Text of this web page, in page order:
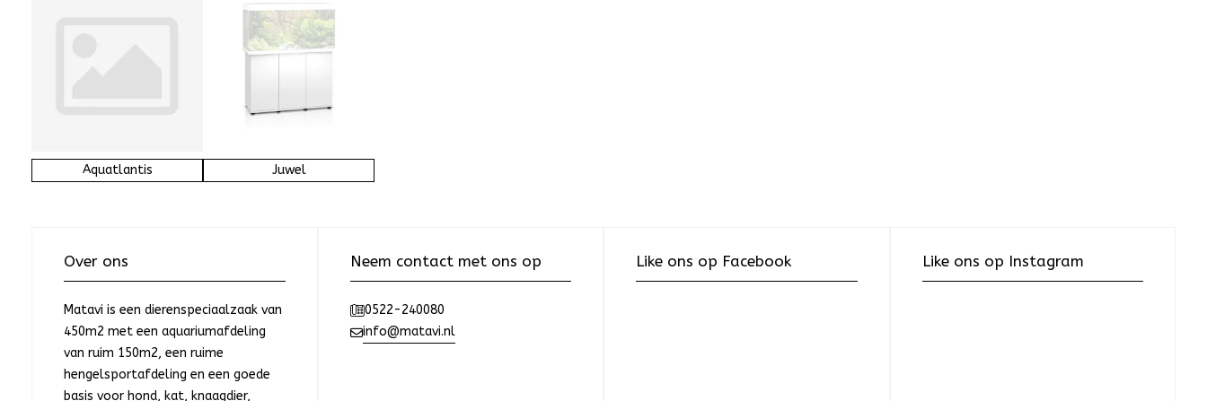
Aquatlantis Juwel
Over ons
Matavi is een dierenspeciaalzaak van
450m2 met een aquariumafdeling
van ruim 150m2, een ruime
hengelsportafdeling en een goede
basis voor hond, kat, knaagdier,
Neem contact met ons op
0522-240080
info@matavi.nl
Like ons op Facebook Like ons op Instagram